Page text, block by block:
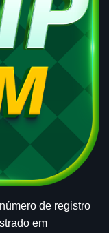
de registro
em